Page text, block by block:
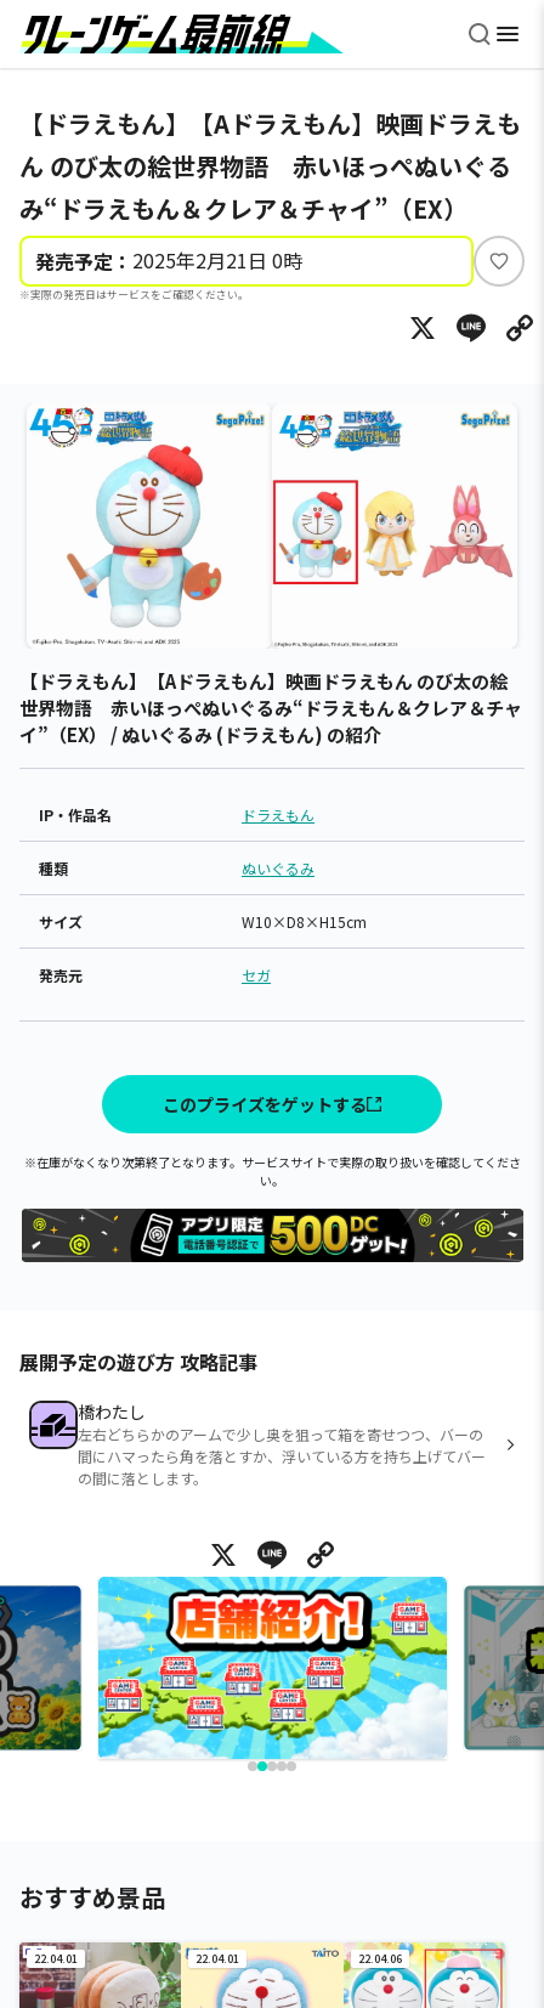
【ドラえもん】【Aドラえもん】映画ドラえも
ん のび太の絵世界物語 赤いほっぺぬいぐる
み“ドラえもん＆クレア＆チャイ”（EX）
発売予定： 2025年2月21日 0時
※実際の発売日はサービスをご確認ください。
い
ね
X
【ドラえもん】【Aドラえもん】映画ドラえもん のび太の絵
世界物語 赤いほっぺぬいぐるみ“ドラえもん＆クレア＆チャ
イ”（EX） / ぬいぐるみ (ドラえもん) の紹介
IP・作品名 ドラえもん
種類 ぬいぐるみ
サイズ W10×D8×H15cm
発売元 セガ
このプライズをゲットする
※在庫がなくなり次第終了となります。サービスサイトで実際の取り扱いを確認してくださ
い。
展開予定の遊び方 攻略記事
橋わたし
左右どちらかのアームで少し奥を狙って箱を寄せつつ、バーの
間にハマったら角を落とすか、浮いている方を持ち上げてバー
の間に落とします。
X Line
おすすめ景品
22.04.01 22.04.01 22.04.06